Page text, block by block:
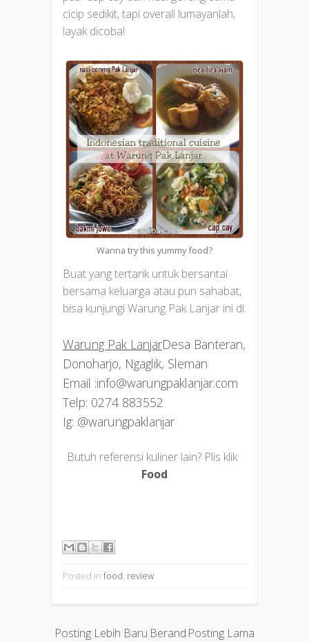
cicip sedikit, tapi overall lumayanlah,
layak dicoba!
Wanna try this yummy food?
Buat yang tertarik untuk bersantai
bersama keluarga atau pun sahabat,
bisa kunjungi Warung Pak Lanjar ini di:
Warung Pak LanjarDesa Banteran,
Donoharjo, Ngaglik, Sleman
Email :info@warungpaklanjar.com
Telp: 0274 883552
Ig: @warungpaklanjar
Butuh referensi kuliner lain? Plis klik:
Food
Posted in food, review
Posting Lebih Baru Posting Lama
Berand